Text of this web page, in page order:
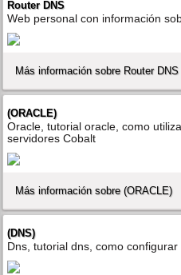
Router DNS
Web personal con información
Más información sobre Router DNS
(ORACLE)
Oracle, tutorial oracle, como
servidores Cobalt
Más información sobre (ORACLE)
(DNS)
Dns, tutorial dns, como